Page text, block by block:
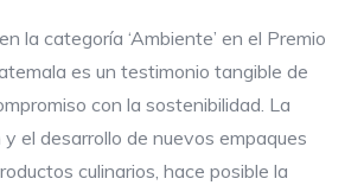
la categoría ‘Ambiente’ en el Premio
es un testimonio tangible de
con la sostenibilidad. La
el desarrollo de nuevos empaques
culinarios, hace posible la